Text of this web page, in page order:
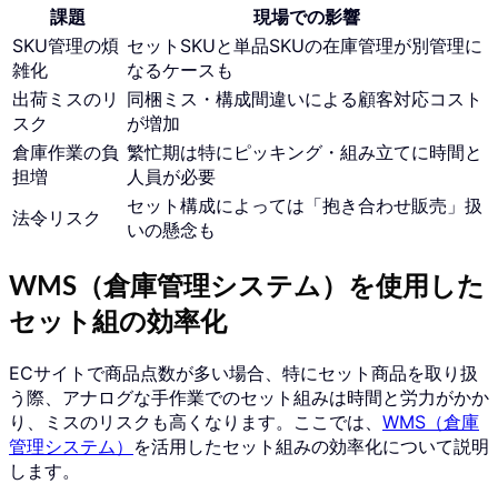
課題
現場での影響
SKU管理の煩
雑化
セットSKUと単品SKUの在庫管理が別管理に
なるケースも
出荷ミスのリ
スク
同梱ミス・構成間違いによる顧客対応コスト
が増加
倉庫作業の負
担増
繁忙期は特にピッキング・組み立てに時間と
人員が必要
法令リスク
セット構成によっては「抱き合わせ販売」扱
いの懸念も
WMS（倉庫管理システム）を使用した
セット組の効率化
ECサイトで商品点数が多い場合、特にセット商品を取り扱
う際、アナログな手作業でのセット組みは時間と労力がかか
り、ミスのリスクも高くなります。ここでは、 WMS（倉庫
管理システム） を活用したセット組みの効率化について説明
します。